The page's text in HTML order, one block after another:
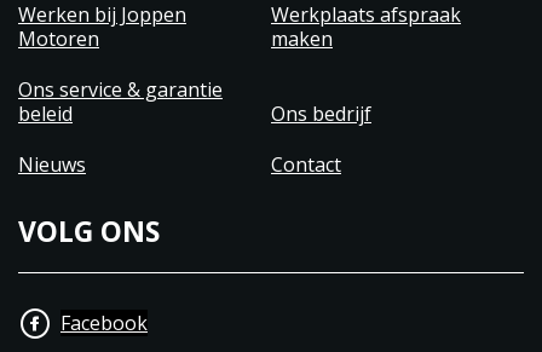
Werken bij Joppen
Motoren
Werkplaats afspraak
maken
Ons service & garantie
beleid
Ons bedrijf
Nieuws
Contact
VOLG ONS
Facebook